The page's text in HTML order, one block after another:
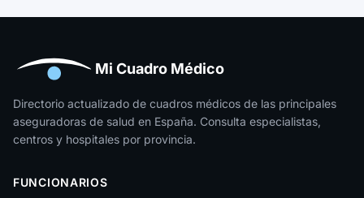
Huesca
Jaén
La Rioja
León
Mi Cuadro Médico
Directorio actualizado de cuadros médicos de las principales
aseguradoras de salud en España. Consulta especialistas,
centros y hospitales por provincia.
FUNCIONARIOS